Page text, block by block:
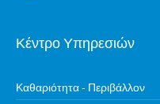
Κέντρο Υπηρεσιών
Καθαριότητα - Περιβάλλον